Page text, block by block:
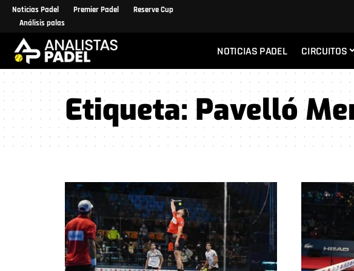
Noticias Padel Premier Padel
Reserve Cup
Análisis palas
NOTICIAS PADEL CIRCUITOS
Etiqueta:Pavelló